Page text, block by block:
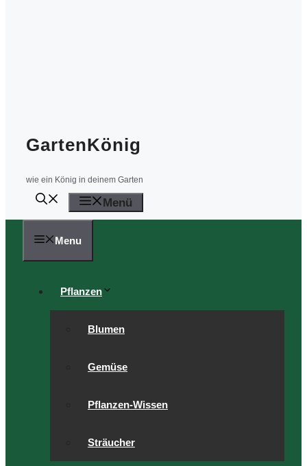
GartenKönig
wie ein König in deinem Garten
Menü
Menu
Pflanzen
Blumen
Gemüse
Pflanzen-Wissen
Sträucher